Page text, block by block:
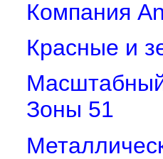
Компания
Красные и
Зоны 51